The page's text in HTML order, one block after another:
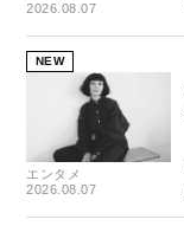
2026.08.07
NEW
エンタメ
2026.08.07